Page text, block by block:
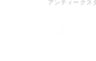
アンティークス